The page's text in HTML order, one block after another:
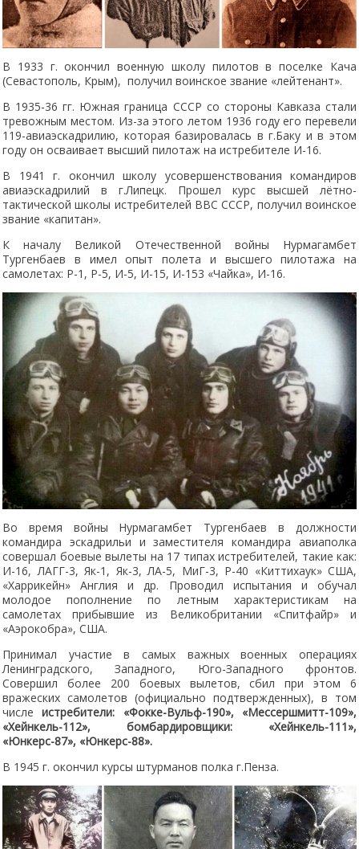
В 1933 г. окончил военную школу пилотов в поселке Кача
(Севастополь, Крым), получил воинское звание «лейтенант».
В 1935-36 гг. Южная граница СССР со стороны Кавказа стали
тревожным местом. Из-за этого летом 1936 году его перевели
119-авиаэскадрилию, которая базировалась в г.Баку и в этом
году он осваивает высший пилотаж на истребителе И-16.
В 1941 г. окончил школу усовершенствования командиров
авиаэскадрилий в г.Липецк. Прошел курс высшей лётно-
тактической школы истребителей ВВС СССР, получил воинское
звание «капитан».
К началу Великой Отечественной войны Нурмагамбет
Тургенбаев в имел опыт полета и высшего пилотажа на
самолетах: Р-1, Р-5, И-5, И-15, И-153 «Чайка», И-16.
Во время войны Нурмагамбет Тургенбаев в должности
командира эскадрильи и заместителя командира авиаполка
совершал боевые вылеты на 17 типах истребителей, такие как:
И-16, ЛАГГ-3, Як-1, Як-3, ЛА-5, МиГ-3, Р-40 «Киттихаук» США,
«Харрикейн» Англия и др. Проводил испытания и обучал
молодое пополнение по летным характеристикам на
самолетах прибывшие из Великобритании «Спитфайр» и
«Аэрокобра», США.
Принимал участие в самых важных военных операциях
Ленинградского, Западного, Юго-Западного фронтов.
Совершил более 200 боевых вылетов, сбил при этом 6
вражеских самолетов (официально подтвержденных), в том
числеистребители:
«Фокке-Вульф-190», «Мессершмитт-109»,
«Хейнкель-112», бомбардировщики: «Хейнкель-111»,
«Юнкерс-87», «Юнкерс-88».
В 1945 г. окончил курсы штурманов полка г.Пенза.